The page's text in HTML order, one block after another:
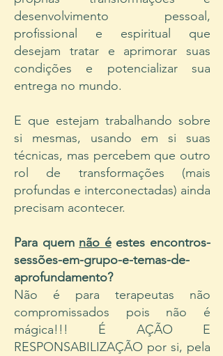
desenvolvimento pessoal,
profissional e espiritual que
desejam tratar e aprimorar suas
condições e potencializar sua
entrega no mundo.
E que estejam trabalhando sobre
si mesmas, usando em si suas
técnicas, mas percebem que outro
rol de transformações (mais
profundas e interconectadas) ainda
precisam acontecer.
Para quem não éestes encontros-
sessões-em-grupo-e-temas-de-
aprofundamento?
Não é para terapeutas não
compromissados pois não é
mágica!!! É AÇÃO E
RESPONSABILIZAÇÃO por si, pela